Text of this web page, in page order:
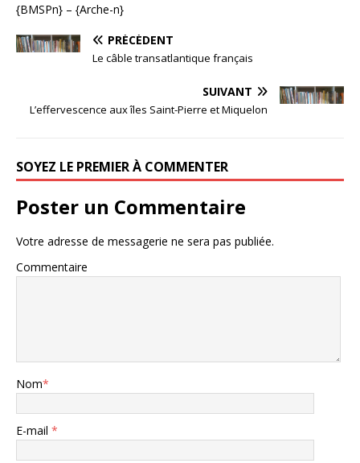
{BMSPn} – {Arche-n}
PRÉCÉDENT
Le câble transatlantique français
SUIVANT
L’effervescence aux îles Saint-Pierre et Miquelon
SOYEZ LE PREMIER À COMMENTER
Poster un Commentaire
Votre adresse de messagerie ne sera pas publiée.
Commentaire
Nom*
E-mail *